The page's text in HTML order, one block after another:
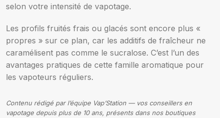
selon votre intensité de vapotage.
Les profils fruités frais ou glacés sont encore plus «
propres » sur ce plan, car les additifs de fraîcheur ne
caramélisent pas comme le sucralose. C’est l’un des
avantages pratiques de cette famille aromatique pour
les vapoteurs réguliers.
Contenu rédigé par l’équipe Vap’Station — vos conseillers en
vapotage depuis plus de 10 ans, présents dans nos boutiques